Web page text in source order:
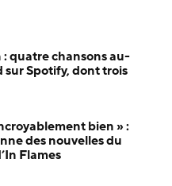
: quatre chansons au-
sur Spotify, dont trois
bien » :
des nouvelles du
Flames